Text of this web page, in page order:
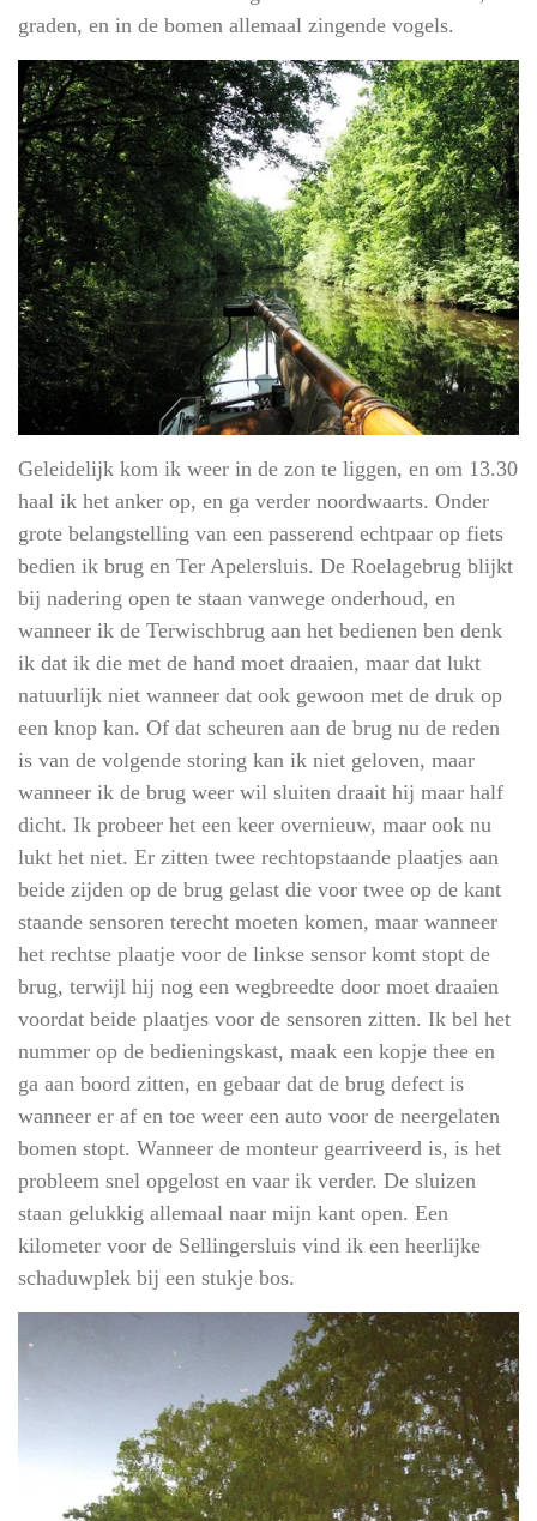
graden, en in de bomen allemaal zingende vogels.
Geleidelijk kom ik weer in de zon te liggen, en om 13.30
haal ik het anker op, en ga verder noordwaarts. Onder
grote belangstelling van een passerend echtpaar op fiets
bedien ik brug en Ter Apelersluis. De Roelagebrug blijkt
bij nadering open te staan vanwege onderhoud, en
wanneer ik de Terwischbrug aan het bedienen ben denk
ik dat ik die met de hand moet draaien, maar dat lukt
natuurlijk niet wanneer dat ook gewoon met de druk op
een knop kan. Of dat scheuren aan de brug nu de reden
is van de volgende storing kan ik niet geloven, maar
wanneer ik de brug weer wil sluiten draait hij maar half
dicht. Ik probeer het een keer overnieuw, maar ook nu
lukt het niet. Er zitten twee rechtopstaande plaatjes aan
beide zijden op de brug gelast die voor twee op de kant
staande sensoren terecht moeten komen, maar wanneer
het rechtse plaatje voor de linkse sensor komt stopt de
brug, terwijl hij nog een wegbreedte door moet draaien
voordat beide plaatjes voor de sensoren zitten. Ik bel het
nummer op de bedieningskast, maak een kopje thee en
ga aan boord zitten, en gebaar dat de brug defect is
wanneer er af en toe weer een auto voor de neergelaten
bomen stopt. Wanneer de monteur gearriveerd is, is het
probleem snel opgelost en vaar ik verder. De sluizen
staan gelukkig allemaal naar mijn kant open. Een
kilometer voor de Sellingersluis vind ik een heerlijke
schaduwplek bij een stukje bos.